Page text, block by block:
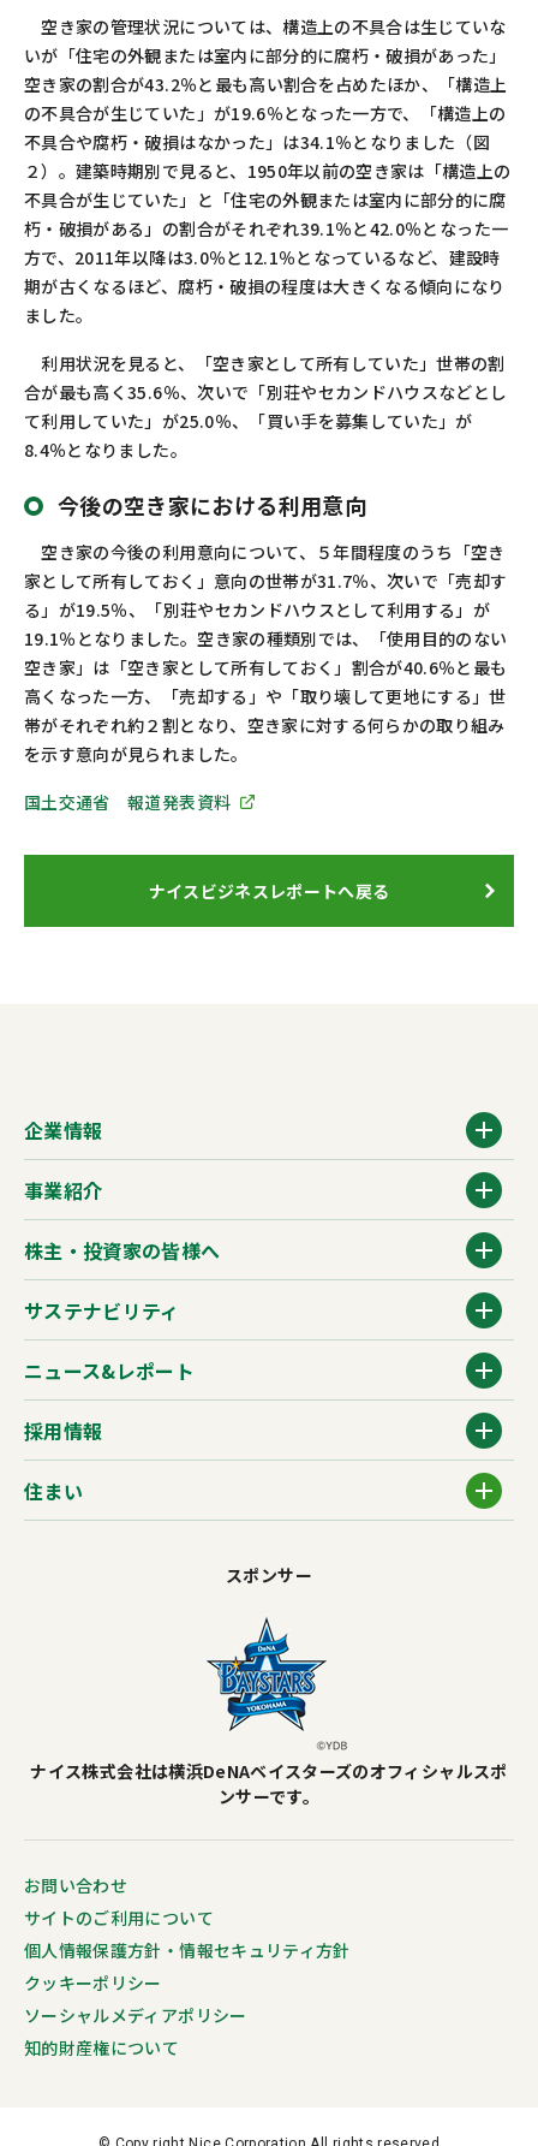
空き家の管理状況については、構造上の不具合は生じていな
いが「住宅の外観または室内に部分的に腐朽・破損があった」
空き家の割合が43.2％と最も高い割合を占めたほか、「構造上
の不具合が生じていた」が19.6％となった一方で、「構造上の
不具合や腐朽・破損はなかった」は34.1％となりました（図
２）。建築時期別で見ると、1950年以前の空き家は「構造上の
不具合が生じていた」と「住宅の外観または室内に部分的に腐
朽・破損がある」の割合がそれぞれ39.1％と42.0％となった一
方で、2011年以降は3.0％と12.1％となっているなど、建設時
期が古くなるほど、腐朽・破損の程度は大きくなる傾向になり
ました。
利用状況を見ると、「空き家として所有していた」世帯の割
合が最も高く35.6％、次いで「別荘やセカンドハウスなどとし
て利用していた」が25.0％、「買い手を募集していた」が
8.4％となりました。
今後の空き家における利用意向
空き家の今後の利用意向について、５年間程度のうち「空き
家として所有しておく」意向の世帯が31.7％、次いで「売却す
る」が19.5％、「別荘やセカンドハウスとして利用する」が
19.1％となりました。空き家の種類別では、「使用目的のない
空き家」は「空き家として所有しておく」割合が40.6％と最も
高くなった一方、「売却する」や「取り壊して更地にする」世
帯がそれぞれ約２割となり、空き家に対する何らかの取り組み
を示す意向が見られました。
国土交通省 報道発表資料
ナイスビジネスレポートへ戻る
スポンサー
ナイス株式会社は横浜DeNAベイスターズのオフィシャルスポ
ンサーです。
企業情報
事業紹介
株主・投資家の皆様へ
サステナビリティ
ニュース&レポート
採用情報
住まい
お問い合わせ
サイトのご利用について
個人情報保護方針・情報セキュリティ方針
クッキーポリシー
ソーシャルメディアポリシー
知的財産権について